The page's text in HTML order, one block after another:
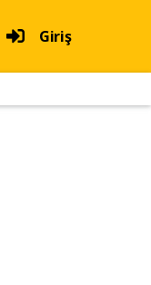
Giriş